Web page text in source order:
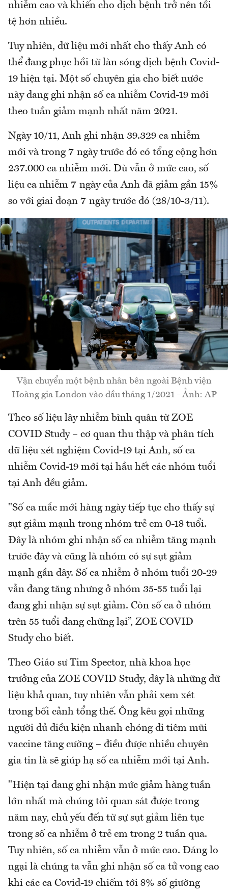
nhiễm cao và khiến cho dịch bệnh trở nên tồi
tệ hơn nhiều.
Tuy nhiên, dữ liệu mới nhất cho thấy Anh có
thể đang phục hồi từ làn sóng dịch bệnh Covid-
19 hiện tại. Một số chuyên gia cho biết nước
này đang ghi nhận số ca nhiễm Covid-19 mới
theo tuần giảm mạnh nhất năm 2021.
Ngày 10/11, Anh ghi nhận 39.329 ca nhiễm
mới và trong 7 ngày trước đó có tổng cộng hơn
237.000 ca nhiễm mới. Dù vẫn ở mức cao, số
liệu ca nhiễm 7 ngày của Anh đã giảm gần 15%
so với giai đoạn 7 ngày trước đó (28/10-3/11).
Vận chuyển một bệnh nhân bên ngoài Bệnh viện
Hoàng gia London vào đầu tháng 1/2021 - Ảnh: AP
Theo số liệu lây nhiễm bình quân từ ZOE
COVID Study – cơ quan thu thập và phân tích
dữ liệu xét nghiệm Covid-19 tại Anh, số ca
nhiễm Covid-19 mới tại hầu hết các nhóm tuổi
tại Anh đều giảm.
"Số ca mắc mới hàng ngày tiếp tục cho thấy sự
sụt giảm mạnh trong nhóm trẻ em 0-18 tuổi.
Đây là nhóm ghi nhận số ca nhiễm tăng mạnh
trước đây và cũng là nhóm có sự sụt giảm
mạnh gần đây. Số ca nhiễm ở nhóm tuổi 20-29
vẫn đang tăng nhưng ở nhóm 35-55 tuổi lại
đang ghi nhận sự sụt giảm. Còn số ca ở nhóm
trên 55 tuổi đang chững lại”, ZOE COVID
Study cho biết.
Theo Giáo sư Tim Spector, nhà khoa học
trưởng của ZOE COVID Study, đây là những dữ
liệu khả quan, tuy nhiên vẫn phải xem xét
trong bối cảnh tổng thế. Ông kêu gọi những
người đủ điều kiện nhanh chóng đi tiêm mũi
vaccine tăng cường – điều được nhiều chuyên
gia tin là sẽ giúp hạ số ca nhiễm mới tại Anh.
"Hiện tại đang ghi nhận mức giảm hàng tuần
lớn nhất mà chúng tôi quan sát được trong
năm nay, chủ yếu đến từ sự sụt giảm liên tục
trong số ca nhiễm ở trẻ em trong 2 tuần qua.
Tuy nhiên, số ca nhiễm vẫn ở mức cao. Đáng lo
ngại là chúng ta vẫn ghi nhận số ca tử vong cao
khi các ca Covid-19 chiếm tới 8% số giường